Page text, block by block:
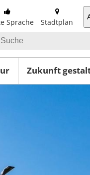
Sprache Stadtplan
Zukunft